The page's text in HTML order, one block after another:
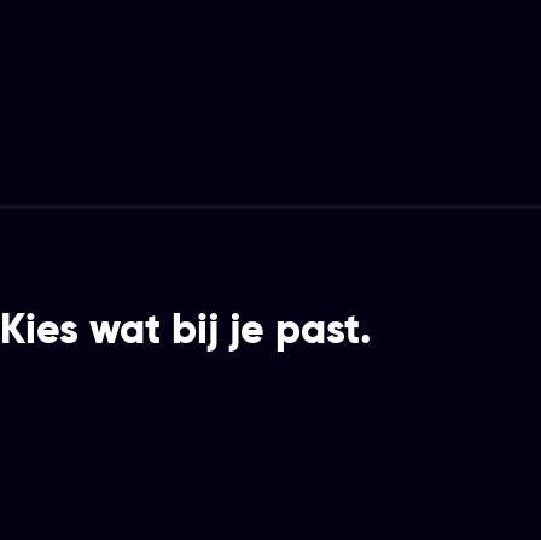
Kies wat bij je past.